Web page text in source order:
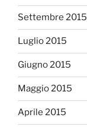
Settembre 2015
Luglio 2015
Giugno 2015
Maggio 2015
Aprile 2015